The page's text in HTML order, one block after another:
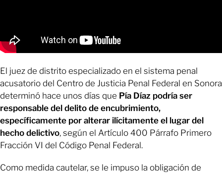
El juez de distrito especializado en el sistema penal
acusatorio del Centro de Justicia Penal Federal en Sonora
determinó hace unos días que Pía Díaz podría ser
responsable del delito de encubrimiento,
específicamente por alterar ilícitamente el lugar del
hecho delictivo, según el Artículo 400 Párrafo Primero
Fracción VI del Código Penal Federal.
Como medida cautelar, se le impuso la obligación de